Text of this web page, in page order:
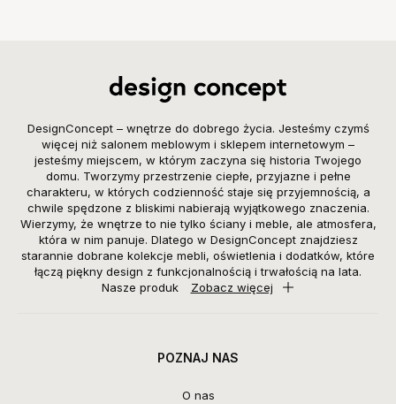
DesignConcept – wnętrze do dobrego życia. Jesteśmy czymś
więcej niż salonem meblowym i sklepem internetowym –
jesteśmy miejscem, w którym zaczyna się historia Twojego
domu. Tworzymy przestrzenie ciepłe, przyjazne i pełne
charakteru, w których codzienność staje się przyjemnością, a
chwile spędzone z bliskimi nabierają wyjątkowego znaczenia.
Wierzymy, że wnętrze to nie tylko ściany i meble, ale atmosfera,
która w nim panuje. Dlatego w DesignConcept znajdziesz
starannie dobrane kolekcje mebli, oświetlenia i dodatków, które
łączą piękny design z funkcjonalnością i trwałością na lata.
Nasze produk
Zobacz więcej
POZNAJ NAS
O nas